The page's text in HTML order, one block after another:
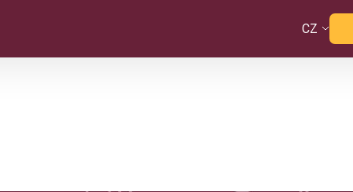
CZ